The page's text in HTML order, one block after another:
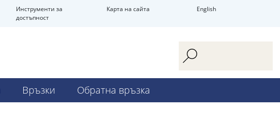
Инструменти за
достъпност
Карта на сайта English
Връзки Обратна връзка